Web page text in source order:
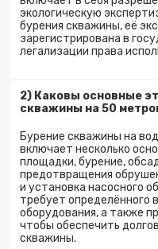
экологическую
бурения скважины, её
зарегистрирована в
легализации права
2) Каковы основные
скважины на 50
Бурение скважины на
включает несколько
площадки, бурение,
предотвращения
и установка насосного
требует определённого
оборудования, а также
чтобы обеспечить
скважины.